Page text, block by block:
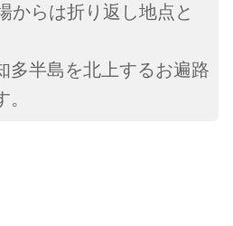
からは折り返し地点と
多半島を北上するお遍路